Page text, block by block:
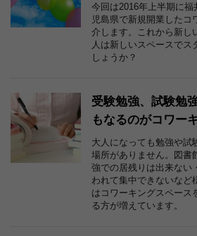
今回は2016年上半期に
児島県で新規開業したコ
介します。これから新し
人は新しいスペースで
しょうか？
受験勉強、試験勉
もなるのがコワー
大人になっても勉強や試
場所がありません。図書
強での居残りは出来ない
われて集中できないなど
はコワーキングスペース
る方が増えています。